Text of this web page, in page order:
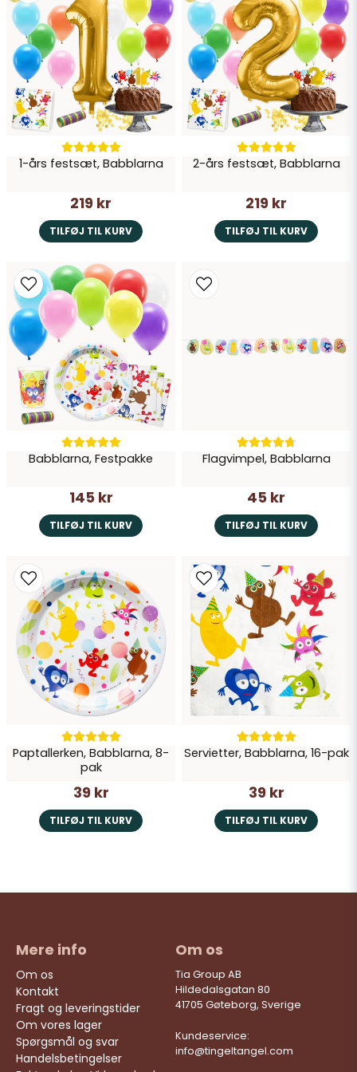
Ja, du kan offentliggøre mit spørgsmål
Send spørgsmål
1-års festsæt, Babblarna
219 kr
TILFØJ TIL KURV
2-års festsæt, Babblarna
219 kr
TILFØJ TIL KURV
Babblarna, Festpakke
145 kr
TILFØJ TIL KURV
Flagvimpel, Babblarna
45 kr
TILFØJ TIL KURV
Paptallerken, Babblarna, 8-
pak
39 kr
TILFØJ TIL KURV
Servietter, Babblarna, 16-pak
39 kr
TILFØJ TIL KURV
Mere info
Om os
Kontakt
Fragt og leveringstider
Om vores lager
Spørgsmål og svar
Handelsbetingelser
Om os
Tia Group AB
Hildedalsgatan 80
41705 Gøteborg, Sverige
Kundeservice:
info@tingeltangel.com